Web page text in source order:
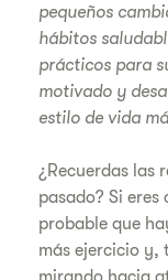
pequeños
hábitos
prácticos para
motivado y
estilo de vida
¿Recuerdas las
pasado? Si
probable que
más ejercicio y,